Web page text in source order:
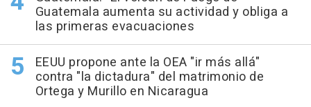
Guatemala aumenta su actividad y obliga a
las primeras evacuaciones
EEUU propone ante la OEA "ir más allá"
contra "la dictadura" del matrimonio de
Ortega y Murillo en Nicaragua